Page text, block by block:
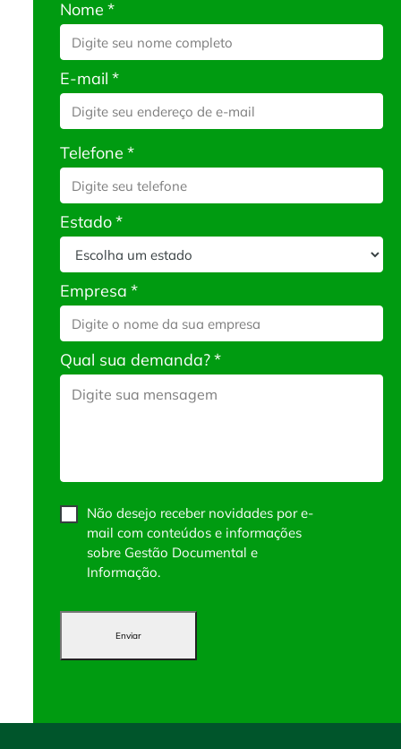
Nome *
E-mail *
Telefone *
Estado*
Empresa *
Qual sua demanda?*
Não desejo receber novidades por e-
mail com conteúdos e informações
sobre Gestão Documental e
Informação.
Enviar